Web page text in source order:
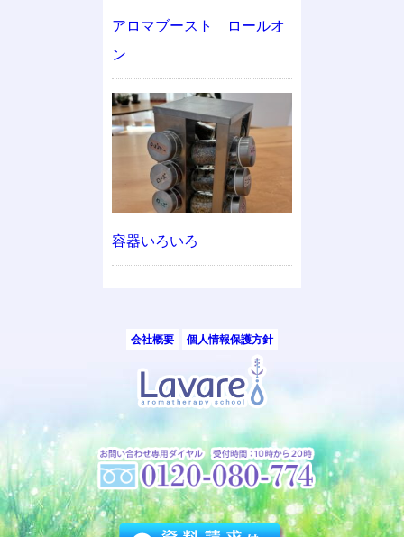
アロマブースト ロールオ
ン
容器いろいろ
会社概要 個人情報保護方針